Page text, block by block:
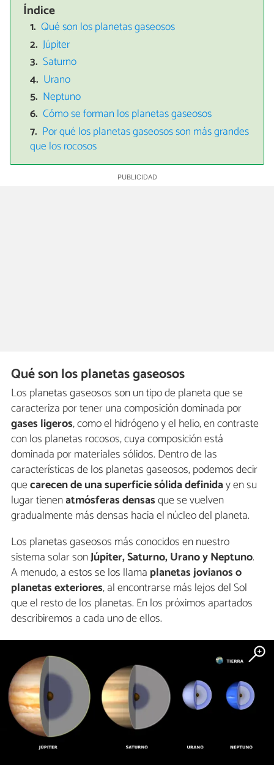
Índice
Qué son los planetas gaseosos
Júpiter
Saturno
Urano
Neptuno
Cómo se forman los planetas gaseosos
Por qué los planetas gaseosos son más grandes
que los rocosos
Qué son los planetas gaseosos
Los planetas gaseosos son un tipo de planeta que se
caracteriza por tener una composición dominada por
gases ligeros, como el hidrógeno y el helio, en contraste
con los planetas rocosos, cuya composición está
dominada por materiales sólidos. Dentro de las
características de los planetas gaseosos, podemos decir
quecarecen de una superficie sólida definiday en su
lugar tienenatmósferas densasque se vuelven
gradualmente más densas hacia el núcleo del planeta.
Los planetas gaseosos más conocidos en nuestro
sistema solar sonJúpiter, Saturno, Urano y Neptuno.
A menudo, a estos se los llama planetas jovianos o
planetas exteriores, al encontrarse más lejos del Sol
que el resto de los planetas. En los próximos apartados
describiremos a cada uno de ellos.